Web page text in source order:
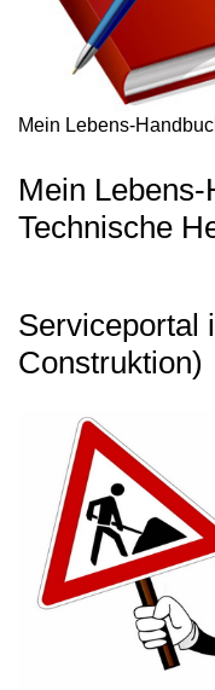
Mein Lebens-
Mein
Technische
Serviceportal
Construktion)